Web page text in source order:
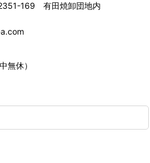
169 有田焼卸団地内
無休）